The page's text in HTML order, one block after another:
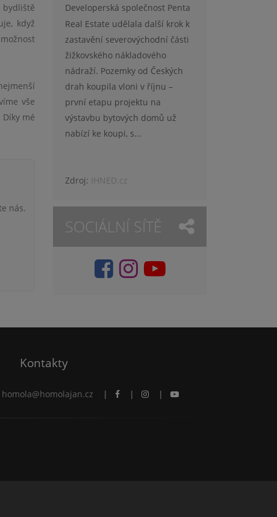
když
vše
mé
nás.
Developerská společnost Penta
Real Estate udělala další krok k
zastavění severovýchodní části
žižkovského nákladového
nádraží. Pozemky od Českých
drah koupila vloni v říjnu –
první etapu projektu na
výstavbu bytových domů už
nabízí ke koupi, s...
Zdroj: IHNED.cz
SOCIÁLNÍ SÍTĚ
Kontakty
homola@homolajan.cz | | |